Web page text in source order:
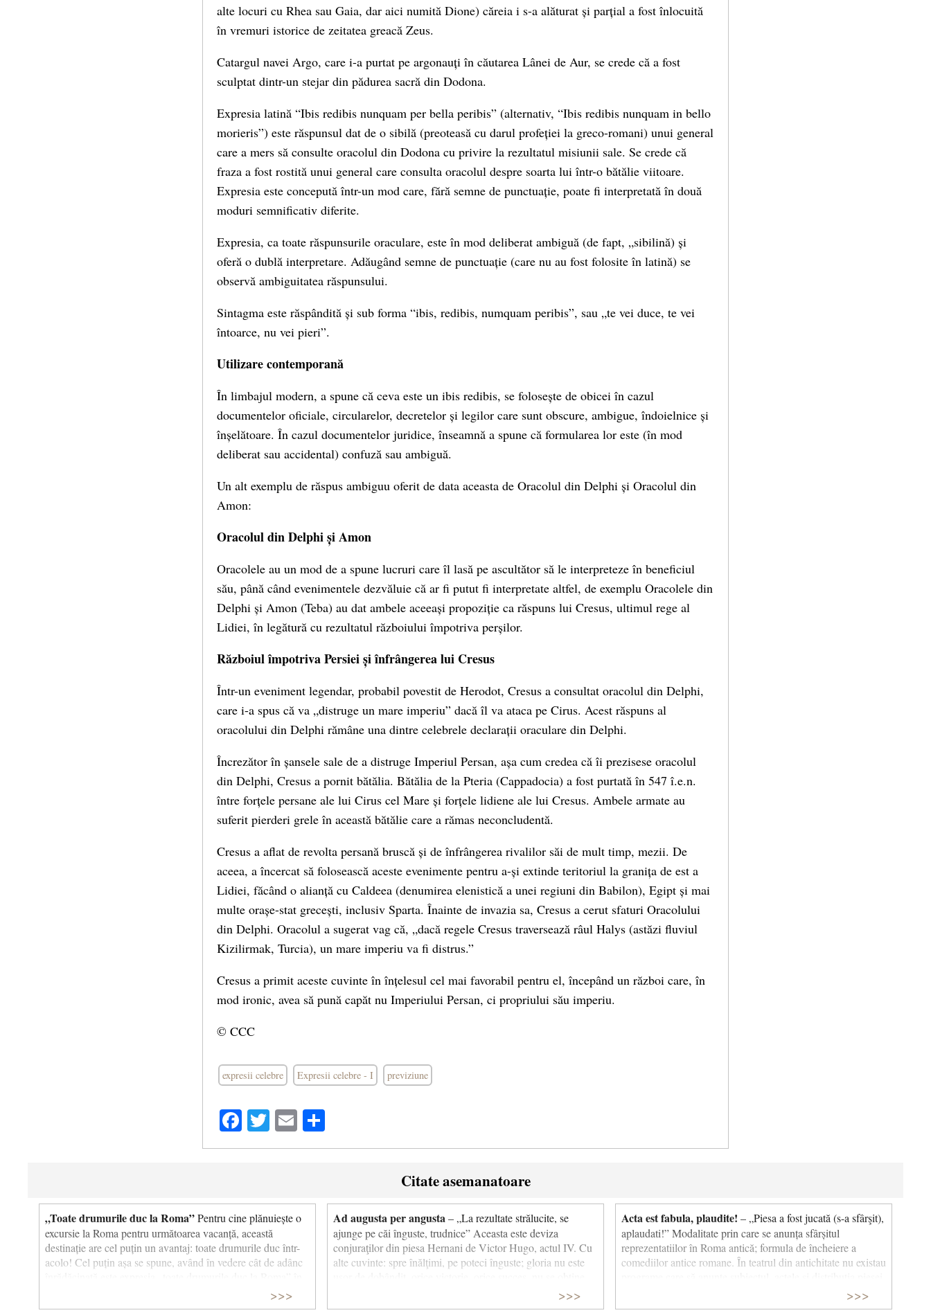
alte locuri cu Rhea sau Gaia, dar aici numită Dione) căreia i s-a alăturat și parțial a fost înlocuită
în vremuri istorice de zeitatea greacă Zeus.
Catargul navei Argo, care i-a purtat pe argonauți în căutarea Lânei de Aur, se crede că a fost
sculptat dintr-un stejar din pădurea sacră din Dodona.
Expresia latină “Ibis redibis nunquam per bella peribis” (alternativ, “Ibis redibis nunquam in bello
morieris”) este răspunsul dat de o sibilă (preoteasă cu darul profeției la greco-romani) unui general
care a mers să consulte oracolul din Dodona cu privire la rezultatul misiunii sale. Se crede că
fraza a fost rostită unui general care consulta oracolul despre soarta lui într-o bătălie viitoare.
Expresia este concepută într-un mod care, fără semne de punctuație, poate fi interpretată în două
moduri semnificativ diferite.
Expresia, ca toate răspunsurile oraculare, este în mod deliberat ambiguă (de fapt, „sibilină) și
oferă o dublă interpretare. Adăugând semne de punctuație (care nu au fost folosite în latină) se
observă ambiguitatea răspunsului.
Sintagma este răspândită și sub forma “ibis, redibis, numquam peribis”, sau „te vei duce, te vei
întoarce, nu vei pieri”.
Utilizare contemporană
În limbajul modern, a spune că ceva este un ibis redibis, se folosește de obicei în cazul
documentelor oficiale, circularelor, decretelor și legilor care sunt obscure, ambigue, îndoielnice și
înșelătoare. În cazul documentelor juridice, înseamnă a spune că formularea lor este (în mod
deliberat sau accidental) confuză sau ambiguă.
Un alt exemplu de răspus ambiguu oferit de data aceasta de Oracolul din Delphi și Oracolul din
Amon:
Oracolul din Delphi și Amon
Oracolele au un mod de a spune lucruri care îl lasă pe ascultător să le interpreteze în beneficiul
său, până când evenimentele dezvăluie că ar fi putut fi interpretate altfel, de exemplu Oracolele din
Delphi și Amon (Teba) au dat ambele aceeași propoziție ca răspuns lui Cresus, ultimul rege al
Lidiei, în legătură cu rezultatul războiului împotriva perșilor.
Războiul împotriva Persiei și înfrângerea lui Cresus
Într-un eveniment legendar, probabil povestit de Herodot, Cresus a consultat oracolul din Delphi,
care i-a spus că va „distruge un mare imperiu” dacă îl va ataca pe Cirus. Acest răspuns al
oracolului din Delphi rămâne una dintre celebrele declarații oraculare din Delphi.
Încrezător în șansele sale de a distruge Imperiul Persan, așa cum credea că îi prezisese oracolul
din Delphi, Cresus a pornit bătălia. Bătălia de la Pteria (Cappadocia) a fost purtată în 547 î.e.n.
între forțele persane ale lui Cirus cel Mare și forțele lidiene ale lui Cresus. Ambele armate au
suferit pierderi grele în această bătălie care a rămas neconcludentă.
Cresus a aflat de revolta persană bruscă și de înfrângerea rivalilor săi de mult timp, mezii. De
aceea, a încercat să folosească aceste evenimente pentru a-și extinde teritoriul la granița de est a
Lidiei, făcând o alianță cu Caldeea (denumirea elenistică a unei regiuni din Babilon), Egipt și mai
multe orașe-stat grecești, inclusiv Sparta. Înainte de invazia sa, Cresus a cerut sfaturi Oracolului
din Delphi. Oracolul a sugerat vag că, „dacă regele Cresus traversează râul Halys (astăzi fluviul
Kizilirmak, Turcia), un mare imperiu va fi distrus.”
Cresus a primit aceste cuvinte în înțelesul cel mai favorabil pentru el, începând un război care, în
mod ironic, avea să pună capăt nu Imperiului Persan, ci propriului său imperiu.
© CCC
expresii celebre Expresii celebre - I previziune
Facebook
Twitter
Email
Citate asemanatoare
„Toate drumurile duc la Roma”Pentru cine plănuiește o
excursie la Roma pentru următoarea vacanță, această
destinație are cel puțin un avantaj: toate drumurile duc într-
acolo! Cel puțin așa se spune, având în vedere cât de adânc
limbajul cotidian. Ca și în cazul majorității proverbelor pe
care le folosim fără să ne gândim de unde provin, originea
>>>
Ad augusta per angusta– „La rezultate strălucite, se
ajunge pe căi înguste, trudnice” Aceasta este deviza
conjuraţilor din piesa Hernani de Victor Hugo, actul IV. Cu
alte cuvinte: spre înălţimi, pe poteci înguste; gloria nu este
decât prin luptă, prin strădanii, prin înfrângerea piedicilor
aflate în cale, facand sacrificii. (vezi şi expresia apropiată:
>>>
Acta est fabula, plaudite! – „Piesa a fost jucată (s-a sfârşit),
aplaudati!” Modalitate prin care se anunța sfârșitul
reprezentatiilor în Roma antică; formula de încheiere a
comediilor antice romane. În teatrul din antichitate nu existau
Publicul nu-şi dădea seama că spectacolul s-a terminat şi,
păstrându-şi locurile, aştepta ca actorii să-şi continue jocul.
>>>